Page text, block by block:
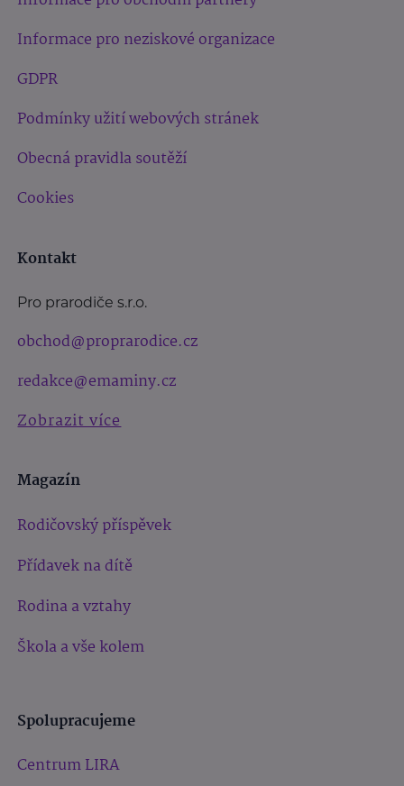
Informace pro neziskové organizace
GDPR
Podmínky užití webových stránek
Obecná pravidla soutěží
Cookies
Kontakt
Pro prarodiče s.r.o.
obchod@proprarodice.cz
redakce@emaminy.cz
Zobrazit více
Magazín
Rodičovský příspěvek
Přídavek na dítě
Rodina a vztahy
Škola a vše kolem
Spolupracujeme
Centrum LIRA